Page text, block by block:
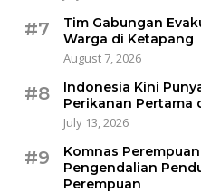
#7
Tim Gabungan
Warga di Ketapang
August 7, 2026
#8
Indonesia Kini
Perikanan Pertama
July 13, 2026
#9
Komnas
Pengendalian
Perempuan